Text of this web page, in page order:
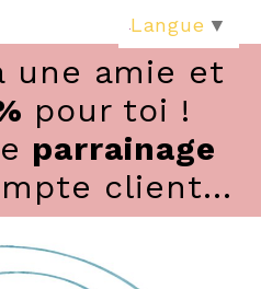
une amie et
pour toi !
parrainage
client...
Langue ▼